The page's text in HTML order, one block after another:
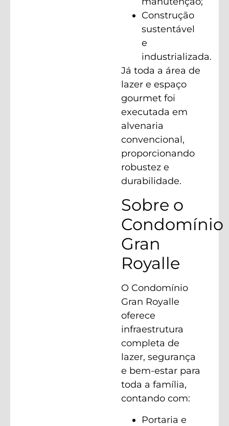
Construção
sustentável
e
industrializada.
Já toda a área de
lazer e espaço
gourmet foi
executada em
alvenaria
convencional,
proporcionando
robustez e
durabilidade.
Sobre o
Condomínio
Gran
Royalle
O Condomínio
Gran Royalle
oferece
infraestrutura
completa de
lazer, segurança
e bem-estar para
toda a família,
contando com:
Portaria e